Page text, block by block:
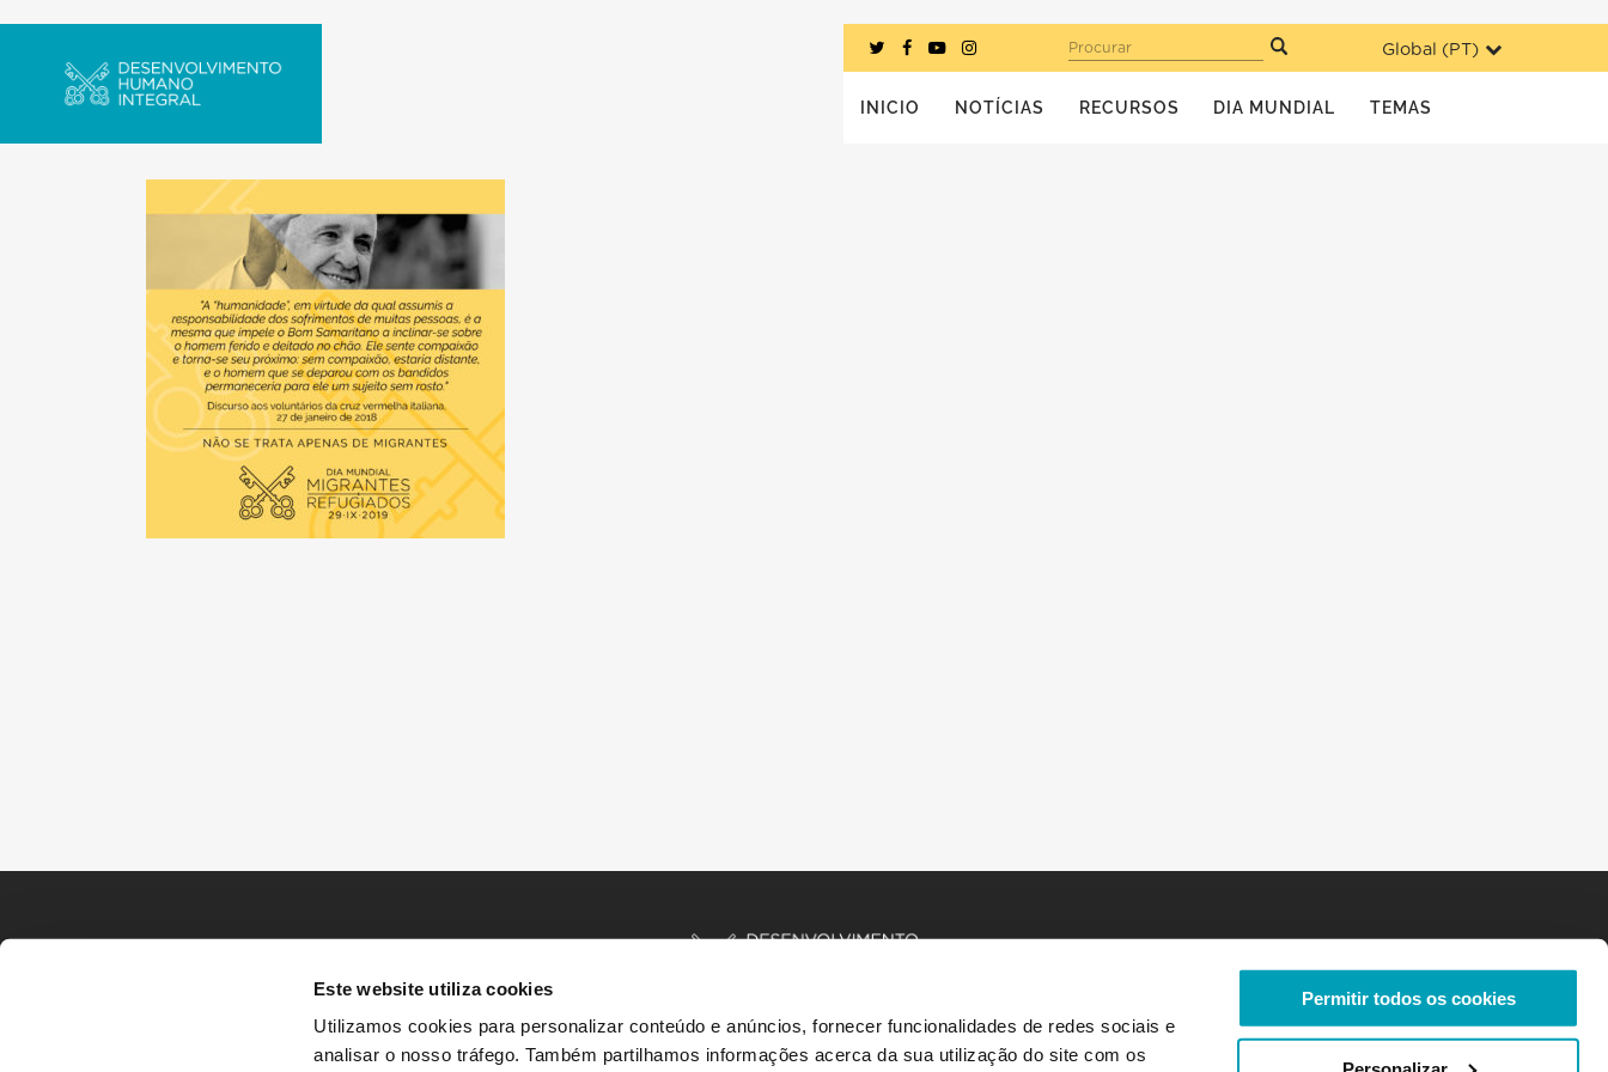
Este website utiliza cookies
Utilizamos cookies para personalizar conteúdo e anúncios, fornecer funcionalidades de redes sociais e
analisar o nosso tráfego. Também partilhamos informações acerca da sua utilização do site com os
Permitir todos os cookies
Global (PT)
Procurar
INICIO NOTÍCIAS RECURSOS DIA MUNDIAL TEMAS
INÍCIO HISTÓRIAS RECURSOS